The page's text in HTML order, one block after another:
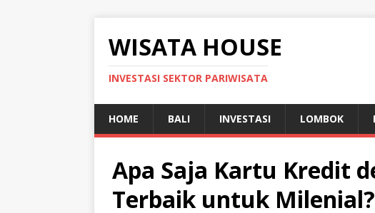
WISATA HOUSE
INVESTASI SEKTOR PARIWISATA
HOME BALI INVESTASI LOMBOK
Apa Saja Kartu Kredit
Terbaik untuk